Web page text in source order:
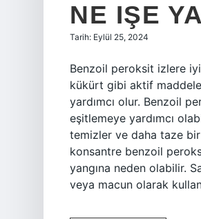
NE IŞE
Tarih: Eylül 25, 2024
Benzoil peroksit izlere
kükürt gibi aktif
yardımcı olur. Benzoil
eşitlemeye yardımcı
temizler ve daha taze
konsantre benzoil
yangına neden olabilir.
veya macun olarak